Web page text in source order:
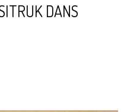
DANS